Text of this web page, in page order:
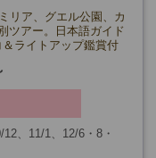
リア、グエル公園、カ
ツアー。日本語ガイド
ライトアップ鑑賞付
、11/1、12/6・8・
・ファミリア閉館日)